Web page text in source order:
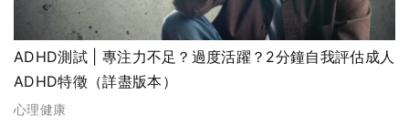
ADHD測試 | 專注力不足？過度活躍？2分鐘自我評估成人
ADHD特徵（詳盡版本）
心理健康